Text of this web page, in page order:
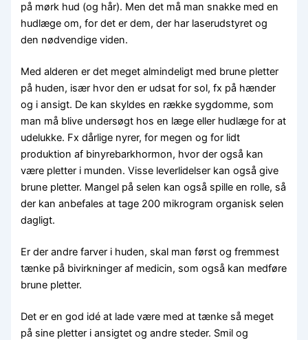
på mørk hud (og hår). Men det må man snakke med en
hudlæge om, for det er dem, der har laserudstyret og
den nødvendige viden.
Med alderen er det meget almindeligt med brune pletter
på huden, især hvor den er udsat for sol, fx på hænder
og i ansigt. De kan skyldes en række sygdomme, som
man må blive undersøgt hos en læge eller hudlæge for at
udelukke. Fx dårlige nyrer, for megen og for lidt
produktion af binyrebarkhormon, hvor der også kan
være pletter i munden. Visse leverlidelser kan også give
brune pletter. Mangel på selen kan også spille en rolle, så
der kan anbefales at tage 200 mikrogram organisk selen
dagligt.
Er der andre farver i huden, skal man først og fremmest
tænke på bivirkninger af medicin, som også kan medføre
brune pletter.
Det er en god idé at lade være med at tænke så meget
på sine pletter i ansigtet og andre steder. Smil og